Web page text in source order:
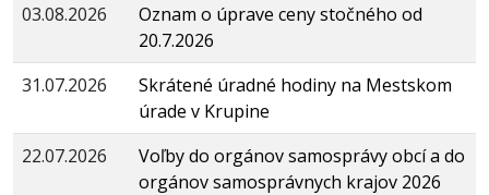
03.08.2026
Oznam o úprave ceny stočného od
20.7.2026
31.07.2026
Skrátené úradné hodiny na Mestskom
úrade v Krupine
22.07.2026
Voľby do orgánov samosprávy obcí a do
orgánov samosprávnych krajov 2026